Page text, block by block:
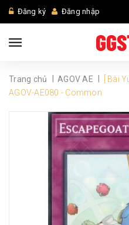
Đăng ký Đăng nhập
Trang chủ AGOV AE
[ Bài
AGOV-AE080 - Common